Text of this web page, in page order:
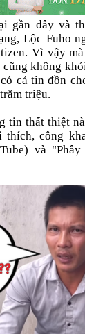
gần đây và
Lộc Fuho
Vì vậy
không
cả tin đồn
triệu.
tin thất thiệt
thích, công
và "Phây